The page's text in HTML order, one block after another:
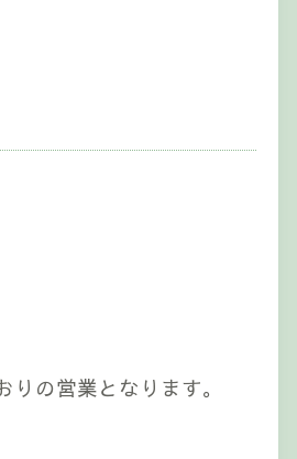
の営業となります。